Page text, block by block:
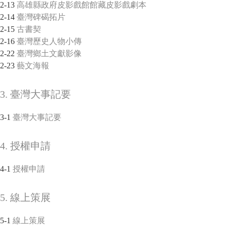
2-13 高雄縣政府皮影戲館館藏皮影戲劇本
2-14 臺灣碑碣拓片
2-15 古書契
2-16 臺灣歷史人物小傳
2-22 臺灣鄉土文獻影像
2-23 藝文海報
3. 臺灣大事記要
3-1 臺灣大事記要
4. 授權申請
4-1 授權申請
5. 線上策展
5-1 線上策展